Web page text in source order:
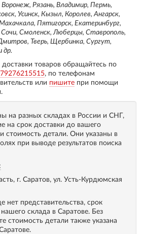
Воронеж, Рязань, Владимир, Пермь,
Усинск, Кызыл, Королев, Ангарск,
Пятигорск, Екатеринбург,
Сочи, Смоленск, Люберцы, Ставрополь,
Тверь, Щербинка, Сургут,
др.
товаров обращайтесь по
, по телефонам
или пишите при помощи
на разных складах в России и СНГ,
на срок доставки до вашего
стоимость детали. Они указаны в
при выводе результатов поиска
г. Саратов, ул. Усть-Курдюмская
нет представительства, срок
склада в Саратове. Без
стоимость детали также указана